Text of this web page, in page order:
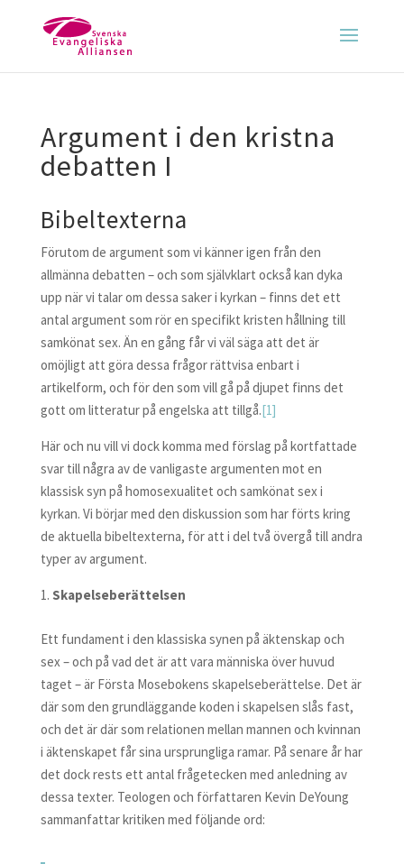
Argument i den kristna
debatten I
Bibeltexterna
Förutom de argument som vi känner igen från den
allmänna debatten – och som självklart också kan dyka
upp när vi talar om dessa saker i kyrkan – finns det ett
antal argument som rör en specifikt kristen hållning till
samkönat sex. Än en gång får vi väl säga att det är
omöjligt att göra dessa frågor rättvisa enbart i
artikelform, och för den som vill gå på djupet finns det
gott om litteratur på engelska att tillgå.[1]
Här och nu vill vi dock komma med förslag på kortfattade
svar till några av de vanligaste argumenten mot en
klassisk syn på homosexualitet och samkönat sex i
kyrkan. Vi börjar med den diskussion som har förts kring
de aktuella bibeltexterna, för att i del två övergå till andra
typer av argument.
Skapelseberättelsen
Ett fundament i den klassiska synen på äktenskap och
sex – och på vad det är att vara människa över huvud
taget – är Första Mosebokens skapelseberättelse. Det är
där som den grundläggande koden i skapelsen slås fast,
och det är där som relationen mellan mannen och kvinnan
i äktenskapet får sina ursprungliga ramar. På senare år har
det dock rests ett antal frågetecken med anledning av
dessa texter. Teologen och författaren Kevin DeYoung
sammanfattar kritiken med följande ord: